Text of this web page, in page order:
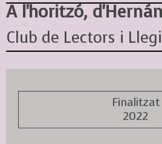
A l'horitzó,
Club de Lectors i
Finalitzat
2022